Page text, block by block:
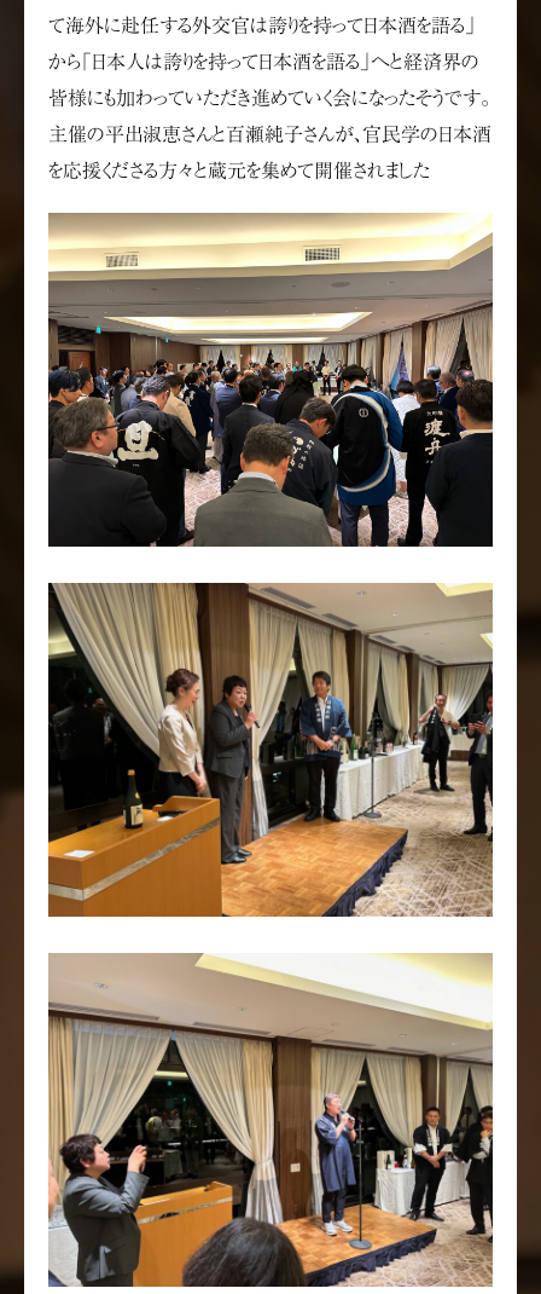
て海外に赴任する外交官は誇りを持って日本酒を語る」
から「日本人は誇りを持って日本酒を語る」へと経済界の
皆様にも加わっていただき進めていく会になったそうです。
主催の平出淑恵さんと百瀬純子さんが、官民学の日本酒
を応援くださる方々と蔵元を集めて開催されました